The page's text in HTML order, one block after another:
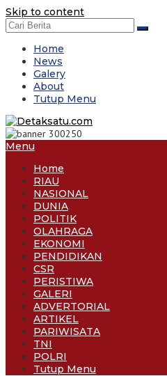
Skip to content
Home
News
Galery
About
Tutup Menu
Menu
Home
RIAU
NASIONAL
DUNIA
POLITIK
OLAHRAGA
EKONOMI
PENDIDIKAN
CSR
PERISTIWA
GALERI
ADVERTORIAL
ARTIKEL
PARIWISATA
TNI
POLRI
Tutup Menu